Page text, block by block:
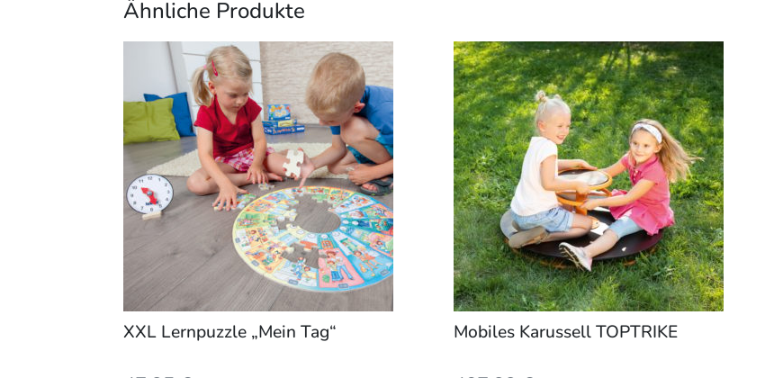
Ähnliche Produkte
XXL Lernpuzzle „Mein Tag“ Mobiles Karussell TOPTRIKE